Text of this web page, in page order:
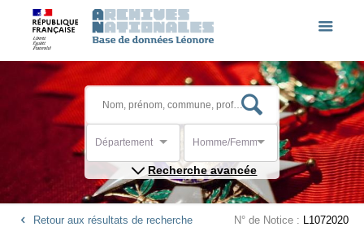
Département Homme/Femme
Recherche avancée
Retour aux résultats de recherche N° de Notice : L1072020